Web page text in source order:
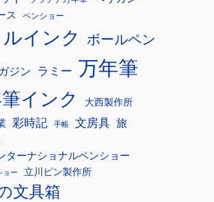
ス ペンショー
インク ボールペン
ジン ラミー 万年筆
インク
大西製作所
彩時記 手帳 文房具 旅
ターナショナルペンショー
ョー 立川ピン製作所
文具箱